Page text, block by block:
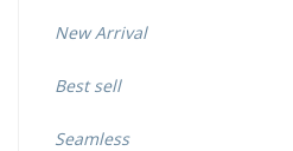
New Arrival
Best sell
Seamless